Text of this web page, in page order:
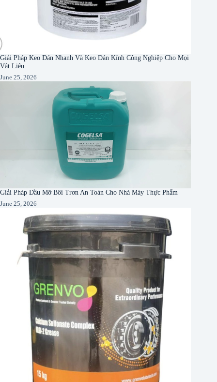
Giải Pháp Keo Dán Nhanh Và Keo Dán Kính Công Nghiệp Cho Mọi
Vật Liệu
June 25, 2026
Giải Pháp Dầu Mỡ Bôi Trơn An Toàn Cho Nhà Máy Thực Phẩm
June 25, 2026